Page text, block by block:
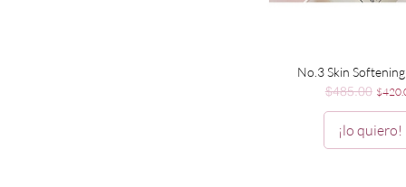
Vista rápida
No.3 Skin
Precio
$485.00 Precio
¡lo quiero!